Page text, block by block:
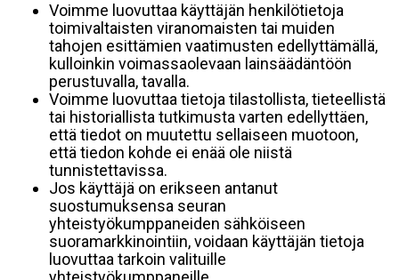
Voimme luovuttaa käyttäjän henkilötietoja
toimivaltaisten viranomaisten tai muiden
tahojen esittämien vaatimusten edellyttämällä,
kulloinkin voimassaolevaan lainsäädäntöön
perustuvalla, tavalla.
Voimme luovuttaa tietoja tilastollista, tieteellistä
tai historiallista tutkimusta varten edellyttäen,
että tiedot on muutettu sellaiseen muotoon,
että tiedon kohde ei enää ole niistä
tunnistettavissa.
Jos käyttäjä on erikseen antanut
suostumuksensa seuran
yhteistyökumppaneiden sähköiseen
suoramarkkinointiin, voidaan käyttäjän tietoja
luovuttaa tarkoin valituille